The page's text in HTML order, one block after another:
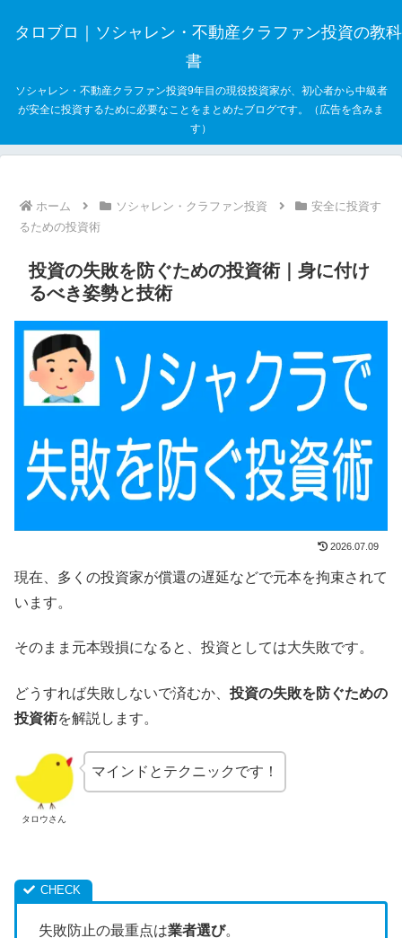
タロブロ｜ソシャレン・不動産クラファン投資の教科
書
ソシャレン・不動産クラファン投資9年目の現役投資家が、初心者から中級者
が安全に投資するために必要なことをまとめたブログです。（広告を含みま
す）
ホーム ソシャレン・クラファン投資
安全に投資す
るための投資術
投資の失敗を防ぐための投資術｜身に付け
るべき姿勢と技術
2026.07.09
現在、多くの投資家が償還の遅延などで元本を拘束されて
います。
そのまま元本毀損になると、投資としては大失敗です。
どうすれば失敗しないで済むか、 投資の失敗を防ぐための
投資術を解説します。
タロウさん
マインドとテクニックです！
失敗防止の最重点は業者選び。